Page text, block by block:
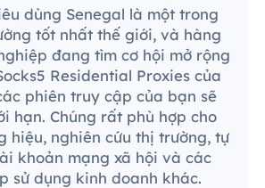
dùng Senegal là một trong
tốt nhất thế giới, và hàng
đang tìm cơ hội mở rộng
Residential Proxies của
phiên truy cập của bạn sẽ
hạn. Chúng rất phù hợp cho
hiệu, nghiên cứu thị trường, tự
khoản mạng xã hội và các
sử dụng kinh doanh khác.